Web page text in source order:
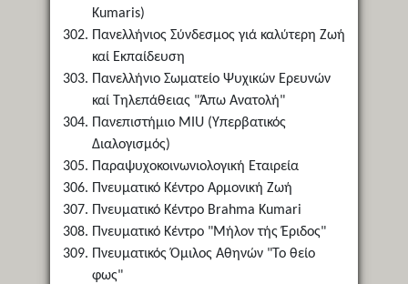
Kumaris)
Πανελλήνιος Σύνδεσμος γιά καλύτερη Ζωή
καί Εκπαίδευση
Πανελλήνιο Σωματείο Ψυχικών Ερευνών
καί Τηλεπάθειας "Άπω Ανατολή"
Πανεπιστήμιο MIU (Υπερβατικός
Διαλογισμός)
Παραψυχοκοινωνιολογική Εταιρεία
Πνευματικό Κέντρο Αρμονική Ζωή
Πνευματικό Κέντρο Brahma Kumari
Πνευματικό Κέντρο "Μήλον τής Έριδος"
Πνευματικός Όμιλος Αθηνών "Το θείο
φως"